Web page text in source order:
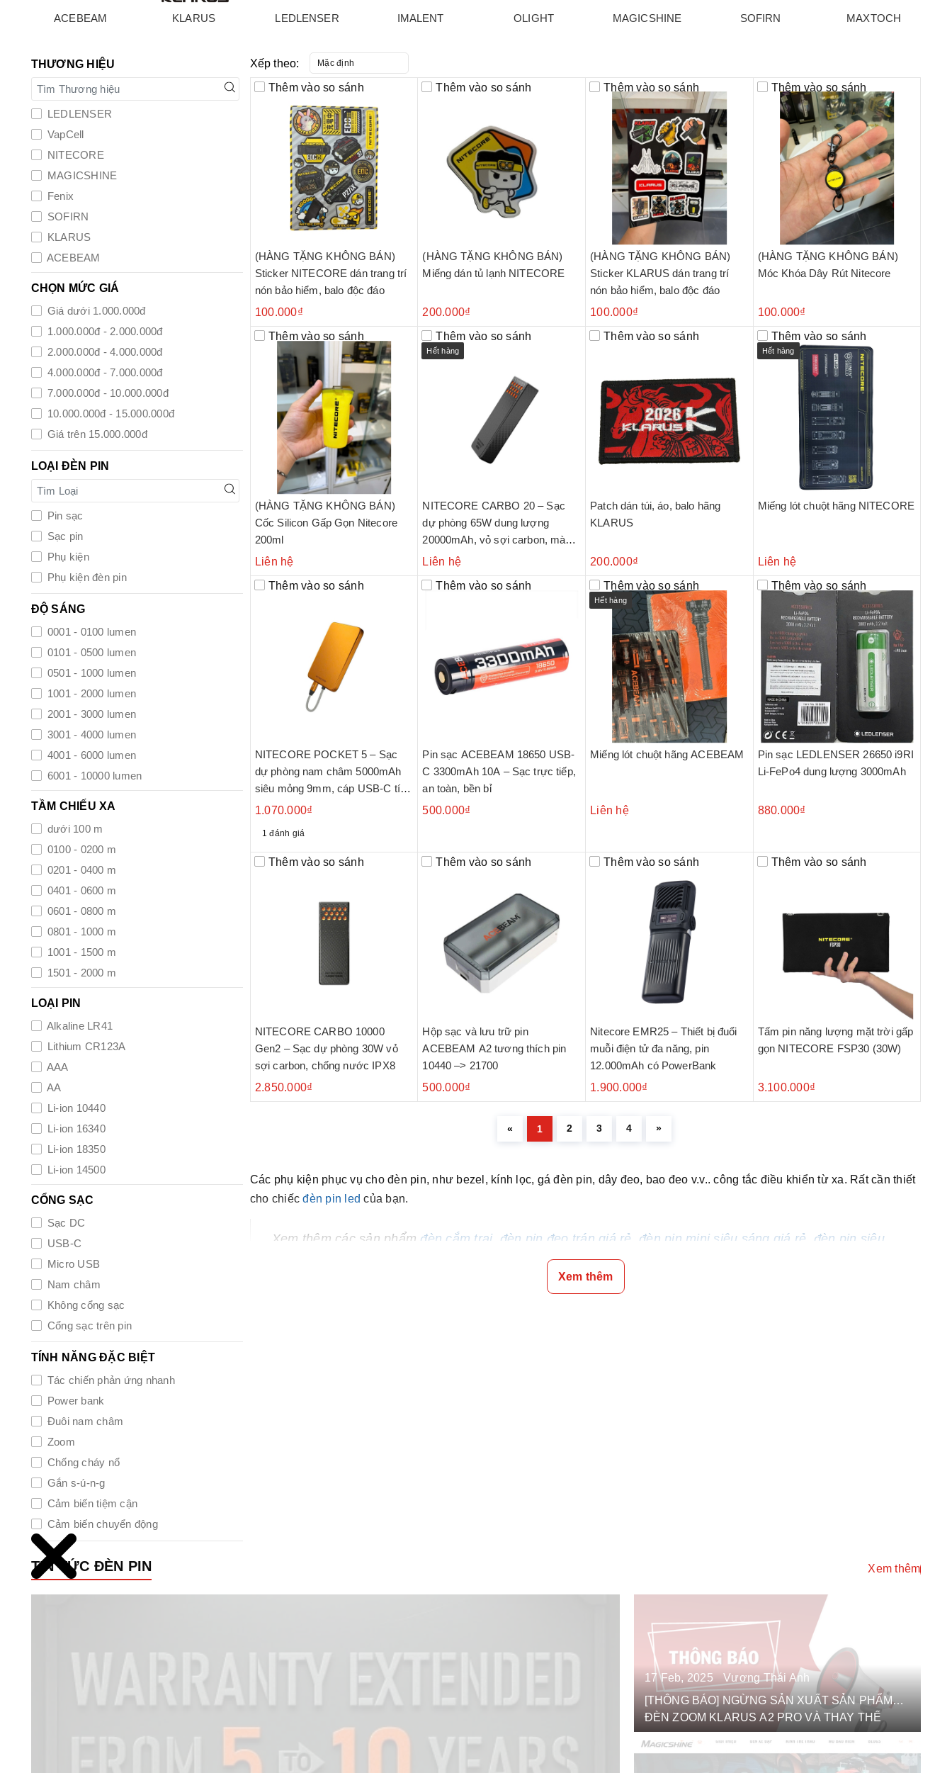
ACEBEAM KLARUS LEDLENSER IMALENT OLIGHT MAGICSHINE SOFIRN MAXTOCH
THƯƠNG HIỆU
LEDLENSER
VapCell
NITECORE
MAGICSHINE
Fenix
SOFIRN
KLARUS
ACEBEAM
SHADOW
CHỌN MỨC GIÁ
Giá dưới 1.000.000đ
1.000.000đ - 2.000.000đ
2.000.000đ - 4.000.000đ
4.000.000đ - 7.000.000đ
7.000.000đ - 10.000.000đ
10.000.000đ - 15.000.000đ
Giá trên 15.000.000đ
LOẠI ĐÈN PIN
Pin sạc
Sạc pin
Phụ kiện
Phụ kiện đèn pin
ĐỘ SÁNG
0001 - 0100 lumen
0101 - 0500 lumen
0501 - 1000 lumen
1001 - 2000 lumen
2001 - 3000 lumen
3001 - 4000 lumen
4001 - 6000 lumen
6001 - 10000 lumen
trên 10000 lumen
TẦM CHIẾU XA
dưới 100 m
0100 - 0200 m
0201 - 0400 m
0401 - 0600 m
0601 - 0800 m
0801 - 1000 m
1001 - 1500 m
1501 - 2000 m
LOẠI PIN
Alkaline LR41
Lithium CR123A
AAA
AA
Li-ion 10440
Li-ion 16340
Li-ion 18350
Li-ion 14500
Li-ion 18650
Li-ion 26650
CỔNG SẠC
Sạc DC
USB-C
Micro USB
Nam châm
Không cổng sạc
Cổng sạc trên pin
TÍNH NĂNG ĐẶC BIỆT
Tác chiến phản ứng nhanh
Power bank
Đuôi nam châm
Zoom
Chống cháy nổ
Gắn s-ú-n-g
Cảm biến tiệm cận
Cảm biến chuyển động
Tia cực tím UV
Xếp theo: Mặc định
Thêm vào so sánh
(HÀNG TẶNG KHÔNG BÁN)
Sticker NITECORE dán trang trí
nón bảo hiểm, balo độc đáo
100.000₫
Thêm vào so sánh
(HÀNG TẶNG KHÔNG BÁN)
Miếng dán tủ lạnh NITECORE
200.000₫
Thêm vào so sánh
(HÀNG TẶNG KHÔNG BÁN)
Sticker KLARUS dán trang trí
nón bảo hiểm, balo độc đáo
100.000₫
Thêm vào so sánh
(HÀNG TẶNG KHÔNG BÁN)
Móc Khóa Dây Rút Nitecore
100.000₫
Thêm vào so sánh
(HÀNG TẶNG KHÔNG BÁN)
Cốc Silicon Gấp Gọn Nitecore
200ml
Liên hệ
Thêm vào so sánh
Hết hàng
NITECORE CARBO 20 – Sạc
dự phòng 65W dung lượng
20000mAh, vỏ sợi carbon, màn
hình OLED, chống nước IPX8
Liên hệ
Thêm vào so sánh
Patch dán túi, áo, balo hãng
KLARUS
200.000₫
Thêm vào so sánh
Hết hàng
Miếng lót chuột hãng NITECORE
Liên hệ
Thêm vào so sánh
NITECORE POCKET 5 – Sạc
dự phòng nam châm 5000mAh
siêu mỏng 9mm, cáp USB-C tích
hợp, sạc nhanh 22.5W
1.070.000₫
1 đánh giá
Thêm vào so sánh
Pin sạc ACEBEAM 18650 USB-
C 3300mAh 10A – Sạc trực tiếp,
an toàn, bền bỉ
500.000₫
Thêm vào so sánh
Hết hàng
Miếng lót chuột hãng ACEBEAM
Liên hệ
Thêm vào so sánh
Pin sạc LEDLENSER 26650 i9RI
Li-FePo4 dung lượng 3000mAh
880.000₫
Thêm vào so sánh
NITECORE CARBO 10000
Gen2 – Sạc dự phòng 30W vỏ
sợi carbon, chống nước IPX8
2.850.000₫
Thêm vào so sánh
Hộp sạc và lưu trữ pin
ACEBEAM A2 tương thích pin
10440 –> 21700
500.000₫
Thêm vào so sánh
Nitecore EMR25 – Thiết bị đuổi
muỗi điện tử đa năng, pin
12.000mAh có PowerBank
1.900.000₫
Thêm vào so sánh
Tấm pin năng lượng mặt trời gấp
gọn NITECORE FSP30 (30W)
3.100.000₫
« 1 2 3 4 »
Các phụ kiện phục vụ cho đèn pin, như bezel, kính lọc, gá đèn pin, dây đeo, bao đeo v.v.. công tắc điều khiển từ xa. Rất cần thiết
cho chiếcđèn pin led của bạn.
Xem thêm các sản phẩm đèn cắm trại đèn pin đeo trán giá rẻ đèn pin mini siêu sáng giá rẻ
đèn pin siêu
đèn pin siêu sáng cho xe đạp
Xem thêm
TIN TỨC ĐÈN PIN Xem thêm
17 Feb, 2025
Vương Thái Anh
[THÔNG BÁO] NGỪNG SẢN XUẤT SẢN PHẨM
ĐÈN ZOOM KLARUS A2 PRO VÀ THAY THẾ
BẰNG MẪU MỚI KLARUS A3.